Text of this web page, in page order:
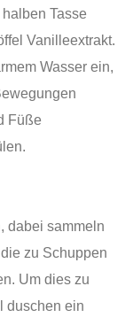
Tasse
Vanilleextrakt.
Wasser ein,
Füße
dabei sammeln
zu Schuppen
Um dies zu
duschen ein